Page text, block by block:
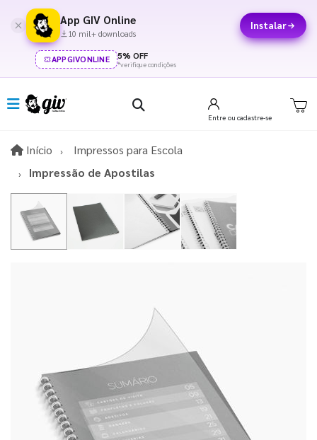
App GIV Online
10 mil+ downloads
Instalar
APPGIVONLINE 5% OFF
*verifique condições
Entre ou cadastre-se
Início InícioImpressos para Escola
Impressão de Apostilas